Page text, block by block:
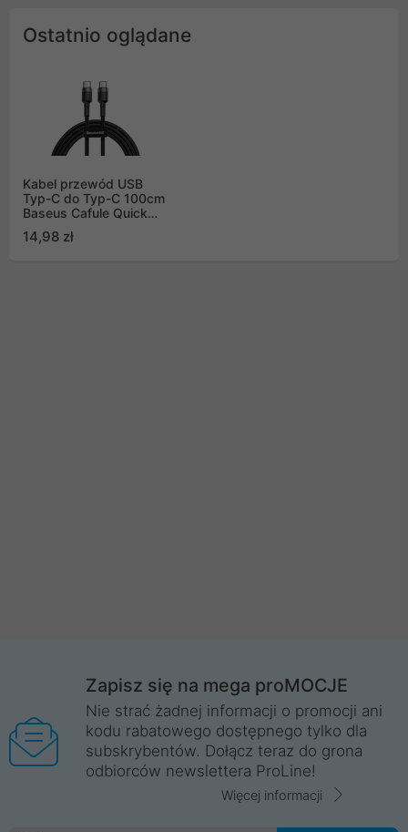
Ostatnio oglądane
Kabel przewód USB
Typ-C do Typ-C 100cm
Baseus Cafule Quick
3A, PD 2.0 z obsługą
14,98 zł
Zapisz się na mega proMOCJE
Nie strać żadnej informacji o promocji ani
kodu rabatowego dostępnego tylko dla
subskrybentów. Dołącz teraz do grona
odbiorców newslettera ProLine!
Więcej informacji